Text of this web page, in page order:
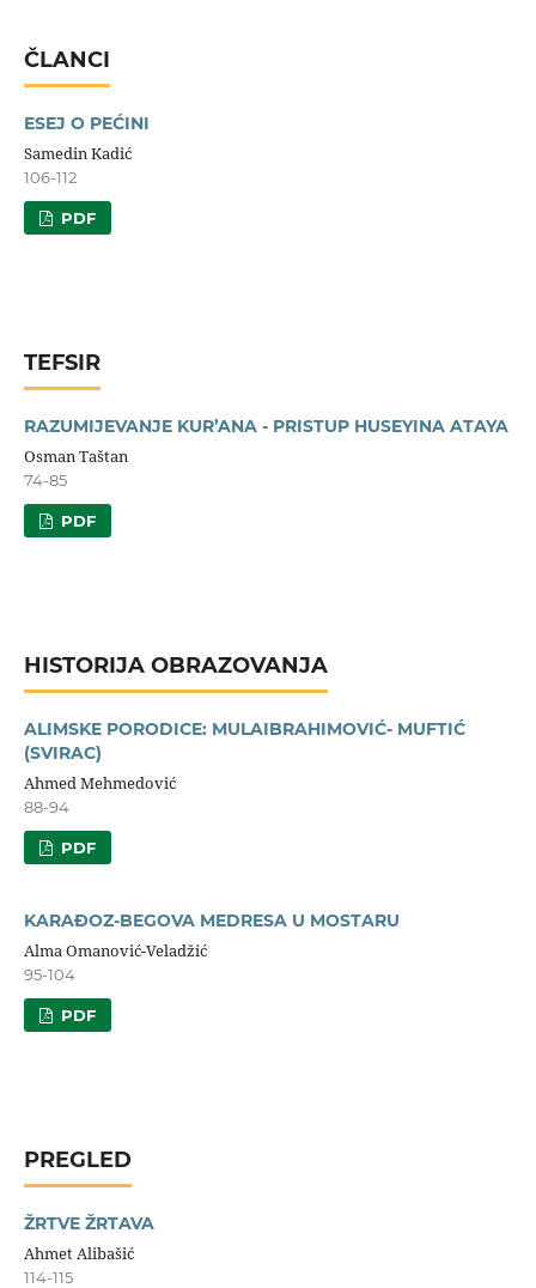
ČLANCI
ESEJ O PEĆINI
Samedin Kadić
106-112
PDF
TEFSIR
RAZUMIJEVANJE KUR’ANA - PRISTUP HUSEYINA ATAYA
Osman Taštan
74-85
PDF
HISTORIJA OBRAZOVANJA
ALIMSKE PORODICE: MULAIBRAHIMOVIĆ- MUFTIĆ
(SVIRAC)
Ahmed Mehmedović
88-94
PDF
KARAĐOZ-BEGOVA MEDRESA U MOSTARU
Alma Omanović-Veladžić
95-104
PDF
PREGLED
ŽRTVE ŽRTAVA
Ahmet Alibašić
114-115